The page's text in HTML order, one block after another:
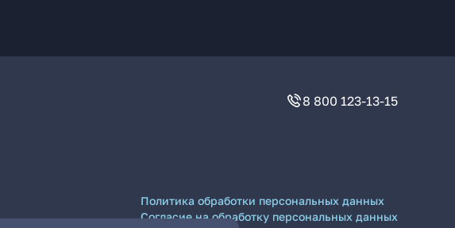
8 800 123-13-15
Политика обработки персональных данных
Согласие на обработку персональных данных